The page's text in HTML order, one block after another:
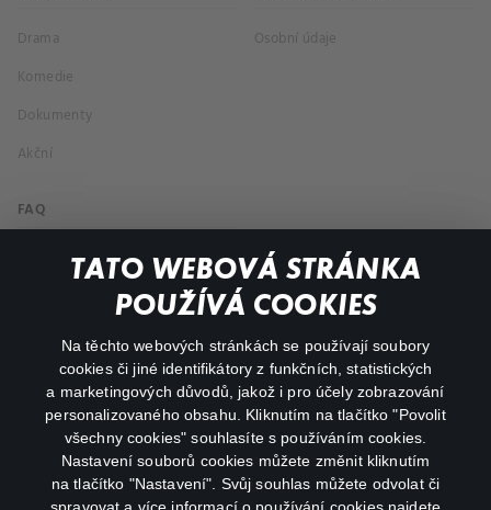
TATO WEBOVÁ STRÁNKA
POUŽÍVÁ COOKIES
Na těchto webových stránkách se používají soubory
cookies či jiné identifikátory z funkčních, statistických
a marketingových důvodů, jakož i pro účely zobrazování
personalizovaného obsahu. Kliknutím na tlačítko "Povolit
všechny cookies" souhlasíte s používáním cookies.
Nastavení souborů cookies můžete změnit kliknutím
na tlačítko "Nastavení". Svůj souhlas můžete odvolat či
Drama
Komedie
Dokumenty
Akční
Osobní údaje
FAQ
Můj účet
Důležité odkazy
facebookinstagram
youtube